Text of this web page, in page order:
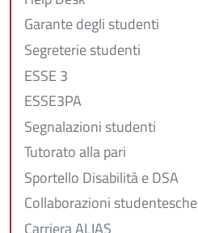
Garante degli studenti
Segreterie studenti
ESSE 3
ESSE3PA
Segnalazioni studenti
Tutorato alla pari
Sportello Disabilità e DSA
Collaborazioni studentesche
Carriera ALIAS